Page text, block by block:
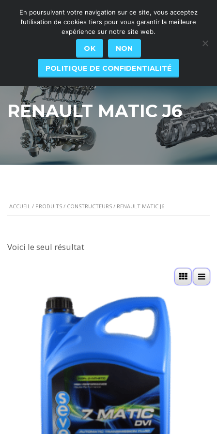
RENAULT MATIC J6
ACCUEIL / PRODUITS / CONSTRUCTEURS / RENAULT MATIC J6
Voici le seul résultat
En poursuivant votre navigation sur ce site, vous acceptez
l’utilisation de cookies tiers pour vous garantir la meilleure
expérience sur notre site web.
OK NON
POLITIQUE DE CONFIDENTIALITÉ